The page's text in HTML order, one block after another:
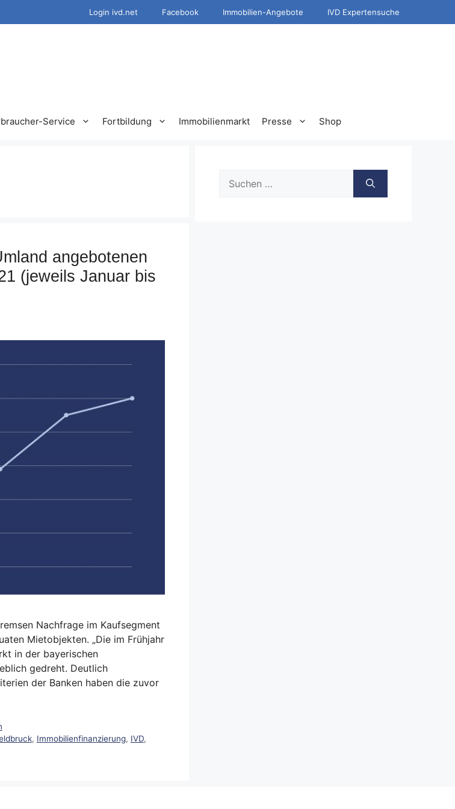
Login ivd.net Facebook Immobilien-Angebote IVD Expertensuche
Service Fortbildung Immobilienmarkt Presse Shop
angebotenen
(jeweils Januar bis
Nachfrage im Kaufsegment
Mietobjekten. „Die im Frühjahr
in der bayerischen
gedreht. Deutlich
der Banken haben die zuvor
, Immobilienfinanzierung, IVD,
nach: